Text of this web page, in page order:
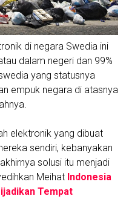
di negara Swedia ini
dalam negeri dan 99%
yang statusnya
empuk negara di atasnya
elektronik yang dibuat
sendiri, kebanyakan
solusi itu menjadi
Meihat Indonesia
Tempat